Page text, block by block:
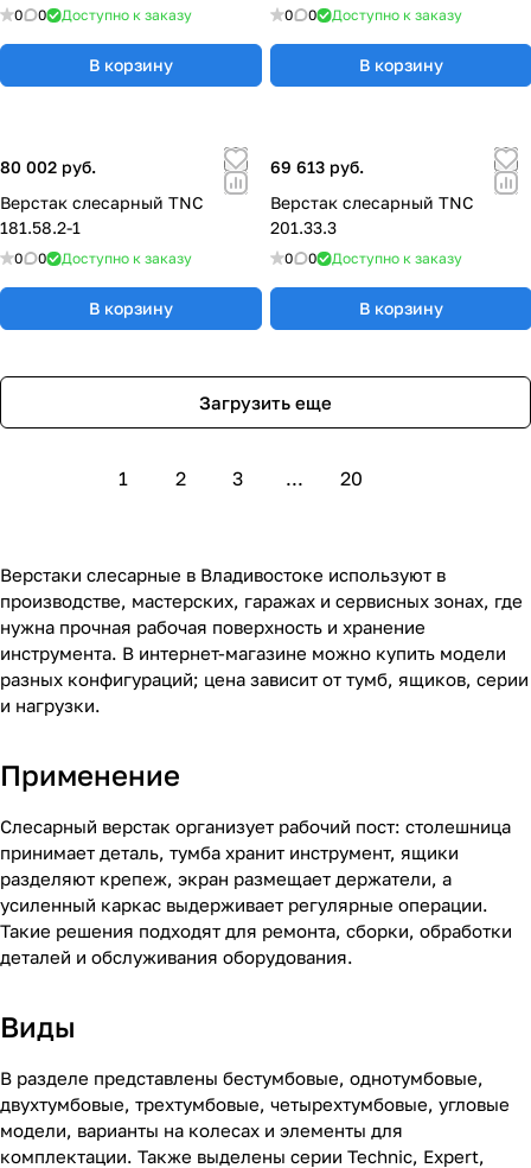
0 0 Доступно к заказу
В корзину
0 0 Доступно к заказу
В корзину
80 002 руб.
Верстак слесарный TNC
181.58.2-1
0 0 Доступно к заказу
В корзину
69 613 руб.
Верстак слесарный TNC
201.33.3
0 0 Доступно к заказу
В корзину
Загрузить еще
1 2 3 ... 20
Верстаки слесарные в Владивостоке используют в
производстве, мастерских, гаражах и сервисных зонах, где
нужна прочная рабочая поверхность и хранение
инструмента. В интернет-магазине можно купить модели
разных конфигураций; цена зависит от тумб, ящиков, серии
и нагрузки.
Применение
Слесарный верстак организует рабочий пост: столешница
принимает деталь, тумба хранит инструмент, ящики
разделяют крепеж, экран размещает держатели, а
усиленный каркас выдерживает регулярные операции.
Такие решения подходят для ремонта, сборки, обработки
деталей и обслуживания оборудования.
Виды
В разделе представлены бестумбовые, однотумбовые,
двухтумбовые, трехтумбовые, четырехтумбовые, угловые
модели, варианты на колесах и элементы для
комплектации. Также выделены серии Technic, Expert,